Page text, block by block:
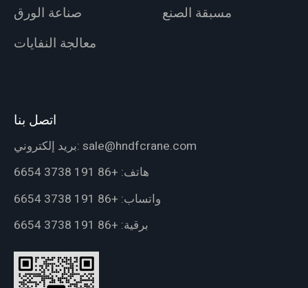
صناعة الورق
مسبقة الصنع
معالجة النفايات
اتصل بنا
بريد إلكتروني: sale@hndfcrane.com
هاتف: +86 191 3738 6654
واتساب: +86 191 3738 6654
برقية: +86 191 3738 6654